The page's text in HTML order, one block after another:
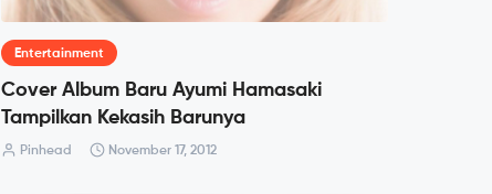
Entertainment
Cover Album Baru Ayumi Hamasaki
Tampilkan Kekasih Barunya
Pinhead November 17, 2012